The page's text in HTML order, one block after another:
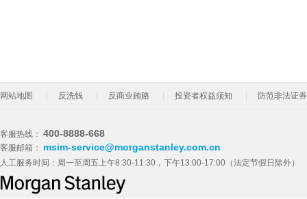
网站地图 反洗钱 反商业贿赂 投资者权益须知 防范非法证
客服热线： 400-8888-668
客服邮箱： msim-service@morganstanley.com.cn
人工服务时间：周一至周五上午8:30-11:30，下午13:00-17:00（法定节假日除外）